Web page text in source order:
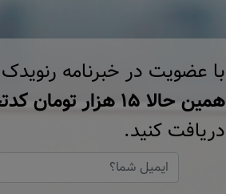
با عضویت در خبرنامه رنویدک
همین حالا ۱۵ هزار تومان کد‌تخفیف خرید آنلاین
دریافت کنید.